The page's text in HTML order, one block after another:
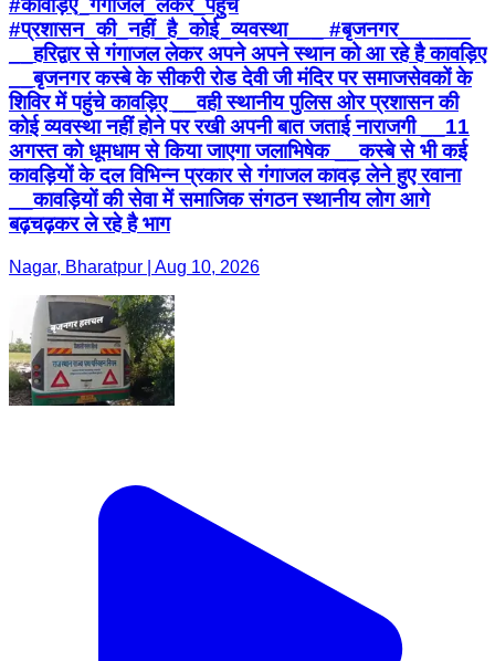
#कावड़िए_गंगाजल_लेकर_पहुंचे
#प्रशासन_की_नहीं_है_कोई_व्यवस्था___ #बृजनगर______
__हरिद्वार से गंगाजल लेकर अपने अपने स्थान को आ रहे है कावड़िए
__बृजनगर कस्बे के सीकरी रोड देवी जी मंदिर पर समाजसेवकों के
शिविर में पहुंचे कावड़िए __वही स्थानीय पुलिस ओर प्रशासन की
कोई व्यवस्था नहीं होने पर रखी अपनी बात जताई नाराजगी __11
अगस्त को धूमधाम से किया जाएगा जलाभिषेक __कस्बे से भी कई
कावड़ियों के दल विभिन्न प्रकार से गंगाजल कावड़ लेने हुए रवाना
__कावड़ियों की सेवा में समाजिक संगठन स्थानीय लोग आगे
बढ़चढ़कर ले रहे है भाग
Nagar, Bharatpur | Aug 10, 2026